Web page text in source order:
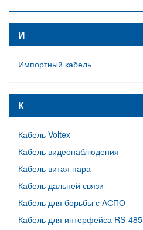
И
Импортный кабель
К
Кабель Voltex
Кабель видеонаблюдения
Кабель витая пара
Кабель дальней связи
Кабель для борьбы с АСПО
Кабель для интерфейса RS-485